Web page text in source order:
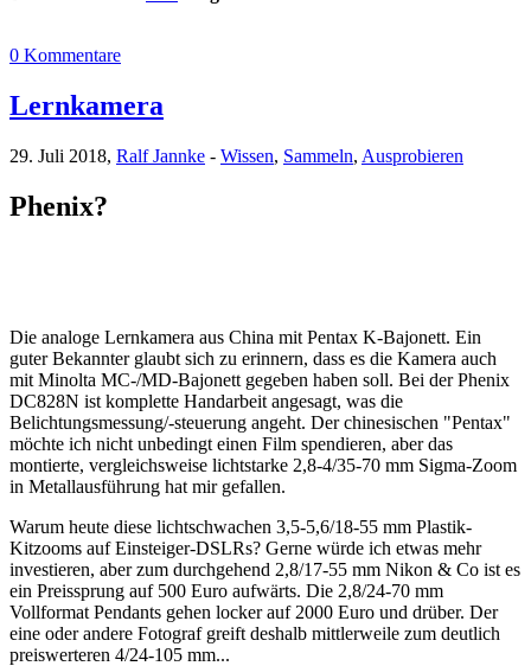
0 Kommentare
Lernkamera
29. Juli 2018, Ralf Jannke - Wissen, Sammeln, Ausprobieren
Phenix?
Die analoge Lernkamera aus China mit Pentax K-Bajonett. Ein
guter Bekannter glaubt sich zu erinnern, dass es die Kamera auch
mit Minolta MC-/MD-Bajonett gegeben haben soll. Bei der Phenix
DC828N ist komplette Handarbeit angesagt, was die
Belichtungsmessung/-steuerung angeht. Der chinesischen "Pentax"
möchte ich nicht unbedingt einen Film spendieren, aber das
montierte, vergleichsweise lichtstarke 2,8-4/35-70 mm Sigma-Zoom
in Metallausführung hat mir gefallen.
Warum heute diese lichtschwachen 3,5-5,6/18-55 mm Plastik-
Kitzooms auf Einsteiger-DSLRs? Gerne würde ich etwas mehr
investieren, aber zum durchgehend 2,8/17-55 mm Nikon & Co ist es
ein Preissprung auf 500 Euro aufwärts. Die 2,8/24-70 mm
Vollformat Pendants gehen locker auf 2000 Euro und drüber. Der
eine oder andere Fotograf greift deshalb mittlerweile zum deutlich
preiswerteren 4/24-105 mm...